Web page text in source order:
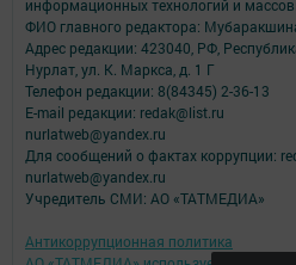
информационных технологий и
ФИО главного редактора:
Адрес редакции: 423040, РФ,
Нурлат, ул. К. Маркса, д. 1 Г
Телефон редакции: 8(84345) 2-36-13
E-mail редакции: redak@list.ru
nurlatweb@yandex.ru
Для сообщений о фактах коррупции:
nurlatweb@yandex.ru
Учредитель СМИ: АО «ТАТМЕДИА»
Антикоррупционная политика